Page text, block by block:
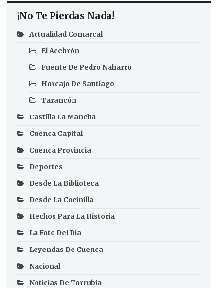
¡No Te Pierdas Nada!
Actualidad Comarcal
El Acebrón
Fuente De Pedro Naharro
Horcajo De Santiago
Tarancón
Castilla La Mancha
Cuenca Capital
Cuenca Provincia
Deportes
Desde La Biblioteca
Desde La Cocinilla
Hechos Para La Historia
La Foto Del Día
Leyendas De Cuenca
Nacional
Noticias De Torrubia